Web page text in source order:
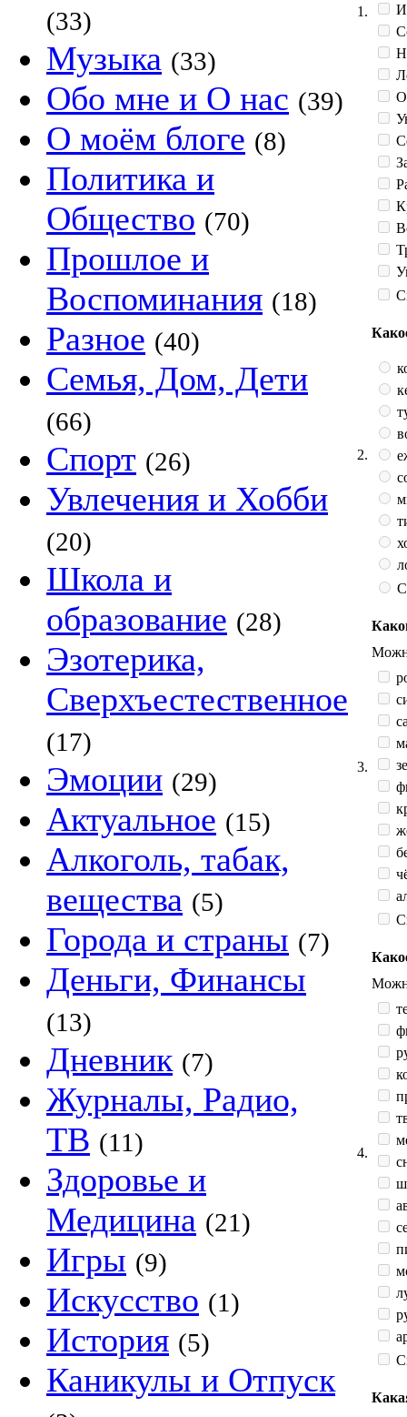
(33)
Музыка (33)
Обо мне и О нас (39)
О моём блоге (8)
Политика и
Общество (70)
Прошлое и
Воспоминания (18)
Разное (40)
Семья, Дом, Дети
(66)
Спорт (26)
Увлечения и Хобби
(20)
Школа и
образование (28)
Эзотерика,
Сверхъестественное
(17)
Эмоции (29)
Актуальное (15)
Алкоголь, табак,
вещества (5)
Города и страны (7)
Деньги, Финансы
(13)
Дневник (7)
Журналы, Радио,
ТВ (11)
Здоровье и
Медицина (21)
Игры (9)
Искусство (1)
История (5)
Каникулы и Отпуск
1.
2.
3.
4.